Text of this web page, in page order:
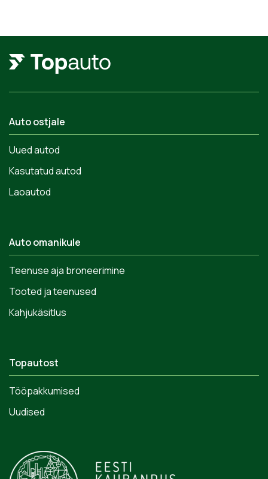
Auto ostjale
Uued autod
Kasutatud autod
Laoautod
Auto omanikule
Teenuse aja broneerimine
Tooted ja teenused
Kahjukäsitlus
Topautost
Tööpakkumised
Uudised